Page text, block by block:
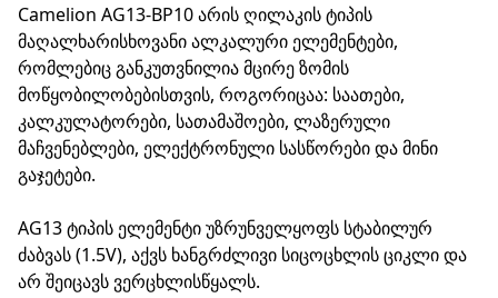
Camelion AG13-BP10 არის ღილაკის ტიპის
მაღალხარისხოვანი ალკალური ელემენტები,
რომლებიც განკუთვნილია მცირე ზომის
მოწყობილობებისთვის, როგორიცაა: საათები,
კალკულატორები, სათამაშოები, ლაზერული
მაჩვენებლები, ელექტრონული სასწორები და მინი
გაჯეტები.
AG13 ტიპის ელემენტი უზრუნველყოფს სტაბილურ
ძაბვას (1.5V), აქვს ხანგრძლივი სიცოცხლის ციკლი და
არ შეიცავს ვერცხლისწყალს.